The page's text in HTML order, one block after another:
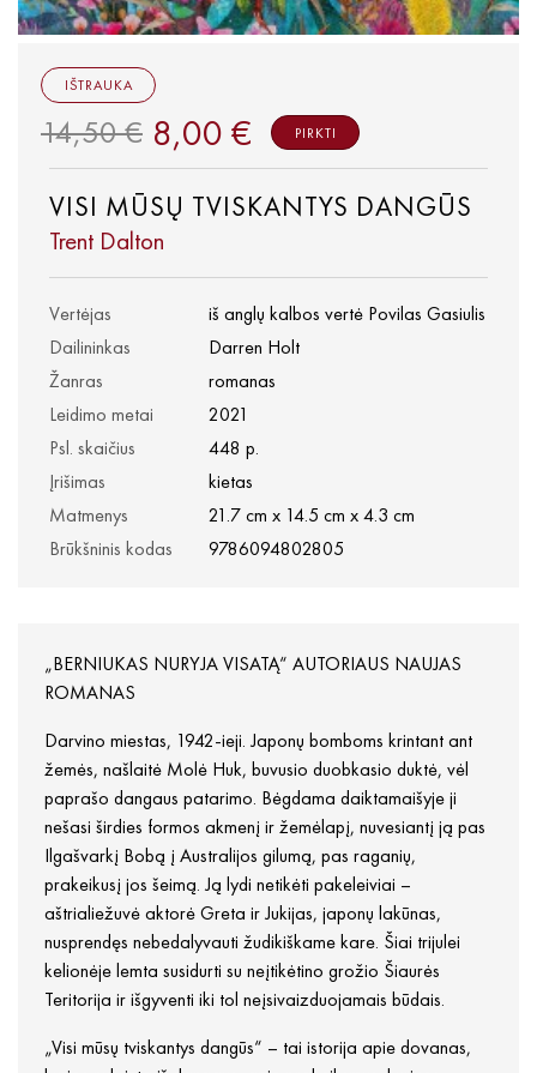
VISI MŪSŲ TVISKANTYS DANGŪS
Trent Dalton
Vertėjas
iš anglų kalbos vertė Povilas Gasiulis
Dailininkas
Darren Holt
Žanras
romanas
Leidimo metai
2021
Psl. skaičius
448 p.
Įrišimas
kietas
Matmenys
21.7 cm x 14.5 cm x 4.3 cm
Brūkšninis kodas
9786094802805
IŠTRAUKA
14,50 € 8,00 € PIRKTI
„BERNIUKAS NURYJA VISATĄ“ AUTORIAUS NAUJAS
ROMANAS
Darvino miestas, 1942-ieji. Japonų bomboms krintant ant
žemės, našlaitė Molė Huk, buvusio duobkasio duktė, vėl
paprašo dangaus patarimo. Bėgdama daiktamaišyje ji
nešasi širdies formos akmenį ir žemėlapį, nuvesiantį ją pas
Ilgašvarkį Bobą į Australijos gilumą, pas raganių,
prakeikusį jos šeimą. Ją lydi netikėti pakeleiviai –
aštrialiežuvė aktorė Greta ir Jukijas, japonų lakūnas,
nusprendęs nebedalyvauti žudikiškame kare. Šiai trijulei
kelionėje lemta susidurti su neįtikėtino grožio Šiaurės
Teritorija ir išgyventi iki tol neįsivaizduojamais būdais.
„Visi mūsų tviskantys dangūs“ – tai istorija apie dovanas,